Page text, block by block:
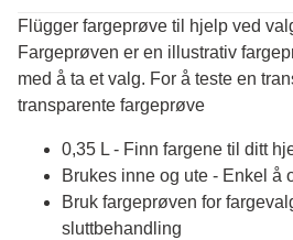
Flügger fargeprøve til hjelp ved
Fargeprøven er en illustrativ
med å ta et valg. For å teste en
transparente fargeprøve
0,35 L - Finn fargene til ditt
Brukes inne og ute - Enkel å
Bruk fargeprøven for
sluttbehandling